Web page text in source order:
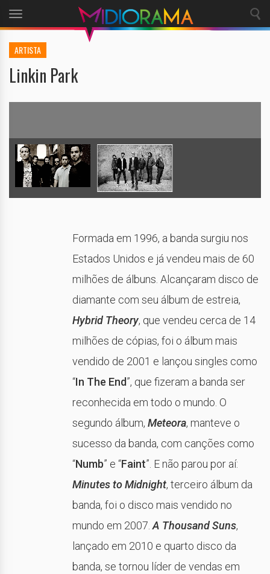
Toggle
navigation
ARTISTA
Linkin Park
Formada em 1996, a banda surgiu nos
Estados Unidos e já vendeu mais de 60
milhões de álbuns. Alcançaram disco de
diamante com seu álbum de estreia,
Hybrid Theory, que vendeu cerca de 14
milhões de cópias, foi o álbum mais
vendido de 2001 e lançou singles como
“In The End”, que fizeram a banda ser
reconhecida em todo o mundo. O
segundo álbum, Meteora, manteve o
sucesso da banda, com canções como
“Numb” e “Faint”. E não parou por aí:
Minutes to Midnight, terceiro álbum da
banda, foi o disco mais vendido no
mundo em 2007. A Thousand Suns,
lançado em 2010 e quarto disco da
banda, se tornou líder de vendas em